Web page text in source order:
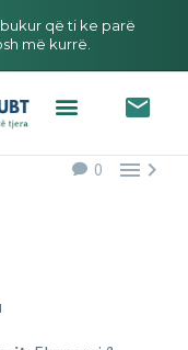
që ti ke parë
më kurrë.
0 